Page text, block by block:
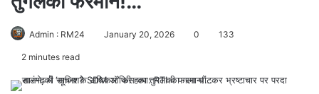
Admin : RM24 January 20, 2026 0 133
2 minutes read